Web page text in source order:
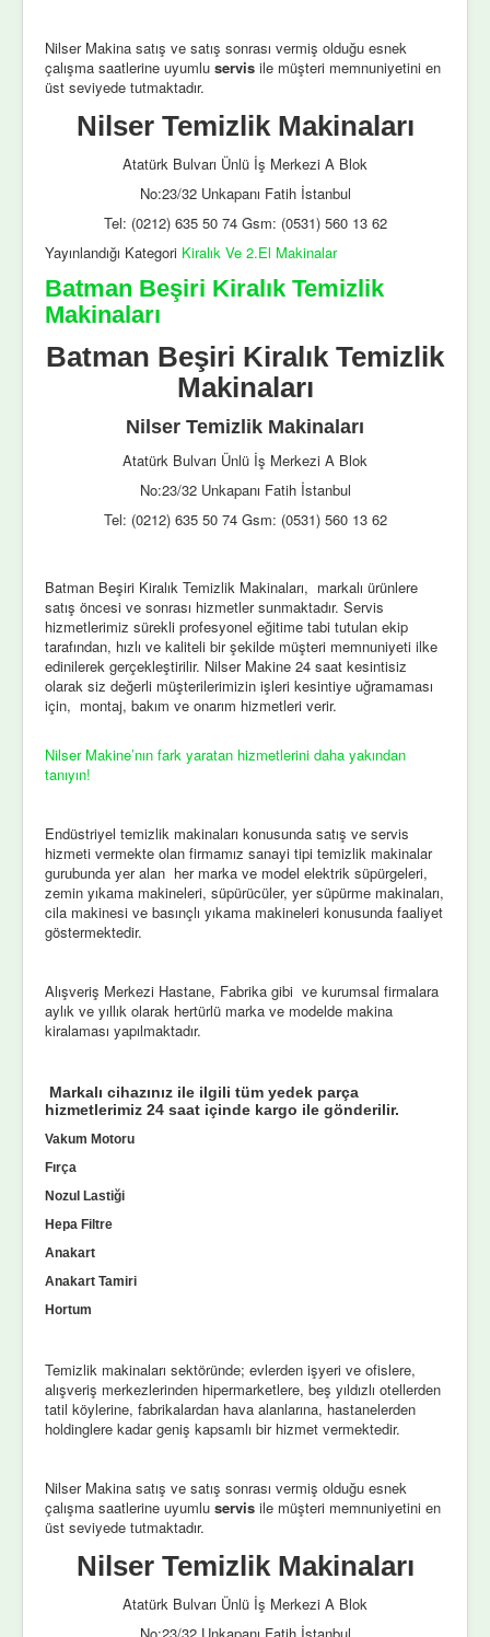
Nilser Makina satış ve satış sonrası vermiş olduğu esnek
çalışma saatlerine uyumlu servis ile müşteri memnuniyetini en
üst seviyede tutmaktadır.
Nilser Temizlik Makinaları
Atatürk Bulvarı Ünlü İş Merkezi A Blok
No:23/32 Unkapanı Fatih İstanbul
Tel: (0212) 635 50 74 Gsm: (0531) 560 13 62
Yayınlandığı Kategori Kiralık Ve 2.El Makinalar
Batman Beşiri Kiralık Temizlik
Makinaları
Batman Beşiri Kiralık Temizlik
Makinaları
Nilser Temizlik Makinaları
Atatürk Bulvarı Ünlü İş Merkezi A Blok
No:23/32 Unkapanı Fatih İstanbul
Tel: (0212) 635 50 74 Gsm: (0531) 560 13 62
Batman Beşiri Kiralık Temizlik Makinaları, markalı ürünlere
satış öncesi ve sonrası hizmetler sunmaktadır. Servis
hizmetlerimiz sürekli profesyonel eğitime tabi tutulan ekip
tarafından, hızlı ve kaliteli bir şekilde müşteri memnuniyeti ilke
edinilerek gerçekleştirilir. Nilser Makine 24 saat kesintisiz
olarak siz değerli müşterilerimizin işleri kesintiye uğramaması
için, montaj, bakım ve onarım hizmetleri verir.
Nilser Makine’nın fark yaratan hizmetlerini daha yakından
tanıyın!
Endüstriyel temizlik makinaları konusunda satış ve servis
hizmeti vermekte olan firmamız sanayi tipi temizlik makinalar
gurubunda yer alan her marka ve model elektrik süpürgeleri,
zemin yıkama makineleri, süpürücüler, yer süpürme makinaları,
cila makinesi ve basınçlı yıkama makineleri konusunda faaliyet
göstermektedir.
Alışveriş Merkezi Hastane, Fabrika gibi ve kurumsal firmalara
aylık ve yıllık olarak hertürlü marka ve modelde makina
kiralaması yapılmaktadır.
Markalı cihazınız ile ilgili tüm yedek parça
hizmetlerimiz 24 saat içinde kargo ile gönderilir.
Vakum Motoru
Fırça
Nozul Lastiği
Hepa Filtre
Anakart
Anakart Tamiri
Hortum
Temizlik makinaları sektöründe; evlerden işyeri ve ofislere,
alışveriş merkezlerinden hipermarketlere, beş yıldızlı otellerden
tatil köylerine, fabrikalardan hava alanlarına, hastanelerden
holdinglere kadar geniş kapsamlı bir hizmet vermektedir.
Nilser Makina satış ve satış sonrası vermiş olduğu esnek
çalışma saatlerine uyumlu servis ile müşteri memnuniyetini en
üst seviyede tutmaktadır.
Nilser Temizlik Makinaları
Atatürk Bulvarı Ünlü İş Merkezi A Blok